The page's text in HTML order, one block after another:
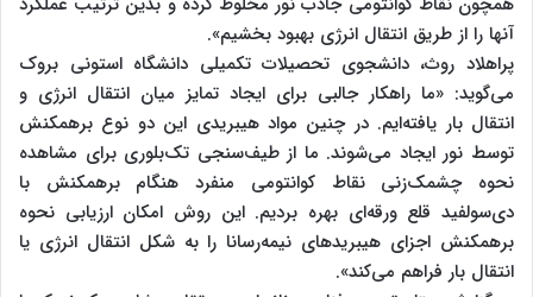
آنها را از طریق انتقال انرژی بهبود بخشیم».
پراهلاد روث، دانشجوی تحصیلات تکمیلی دانشگاه استونی بروک
می‌گوید: «ما راهکار جالبی برای ایجاد تمایز میان انتقال انرژی و
انتقال بار یافته‌ایم. در چنین مواد هیبریدی این دو نوع برهمکنش
توسط نور ایجاد می‌شوند. ما از طیف‌سنجی تک‌بلوری برای مشاهده
نحوه چشمک‌زنی نقاط کوانتومی منفرد هنگام برهمکنش با
دی‌سولفید قلع ورقه‌ای بهره بردیم. این روش امکان ارزیابی نحوه
برهمکنش اجزای هیبریدهای نیمه‌رسانا را به شکل انتقال انرژی یا
انتقال بار فراهم می‌کند».